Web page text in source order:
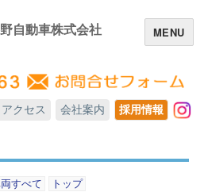
自動車株式会社
アクセス 会社案内 採用情報 In
MENU
すべて トップ